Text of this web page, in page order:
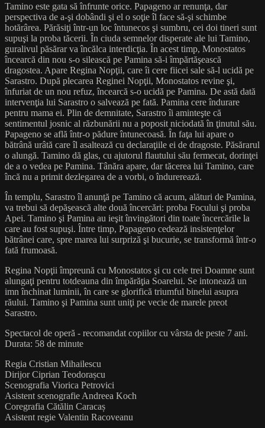
Tamino este gata să înfrunte orice. Papageno ar renunţa, dar
perspectiva de a-şi dobândi şi el o soţie îl face să-şi schimbe
hotărârea. Părăsiţi într-un loc întunecos şi sumbru, cei doi tineri sunt
supuşi la proba tăcerii. În ciuda semnelor disperate ale lui Tamino,
guralivul păsărar va încălca interdicţia. În acest timp, Monostatos
încearcă din nou s-o silească pe Pamina să-i împărtăşească
dragostea. Apare Regina Nopţii, care îi cere fiicei sale să-l ucidă pe
Sarastro. După plecarea Reginei Nopţii, Monostatos revine şi,
înfuriat de un nou refuz, încearcă s-o ucidă pe Pamina. De astă dată
intervenţia lui Sarastro o salvează pe fată. Pamina cere îndurare
pentru mama ei. Plin de demnitate, Sarastro îi aminteşte că
sentimentul josnic al răzbunării nu a poposit niciodată în ţinutul său.
Papageno se află într-o pădure întunecoasă. În faţa lui apare o
bătrână urâtă care îl asaltează cu declaraţiile ei de dragoste. Păsărarul
o alungă. Tamino dă glas, cu ajutorul flautului său fermecat, dorinţei
de a o vedea pe Pamina. Tânăra apare, dar tăcerea lui Tamino, care
încă nu a primit dezlegarea de a vorbi, o îndurerează.
În templu, Sarastro îl anunţă pe Tamino că acum, alături de Pamina,
va trebui să depăşească alte două încercări: proba Focului şi proba
Apei. Tamino şi Pamina au ieşit învingători din toate încercările la
care au fost supuşi. Între timp, Papageno cedează insistenţelor
bătrânei care, spre marea lui surpriză şi bucurie, se transformă într-o
fată frumoasă.
Regina Nopţii împreună cu Monostatos şi cu cele trei Doamne sunt
alungaţi pentru totdeauna din împărăţia Soarelui. Se intonează un
imn închinat luminii, în care se glorifică triumful binelui asupra
răului. Tamino şi Pamina sunt uniţi pe vecie de marele preot
Sarastro.
Spectacol de operă - recomandat copiilor cu vârsta de peste 7 ani.
Durata: 58 de minute
Regia Cristian Mihailescu
Dirijor Ciprian Teodorașcu
Scenografia Viorica Petrovici
Asistent scenografie Andreea Koch
Coregrafia Cătălin Caracaș
Asistent regie Valentin Racoveanu